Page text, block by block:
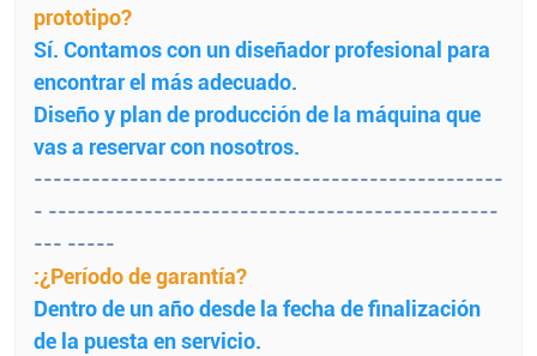
prototipo?
Sí. Contamos con un diseñador profesional para
encontrar el más adecuado.
Diseño y plan de producción de la máquina que
vas a reservar con nosotros.
-------------------------------------------------
- -----------------------------------------------
--- -----
:¿Período de garantía?
Dentro de un año desde la fecha de finalización
de la puesta en servicio.